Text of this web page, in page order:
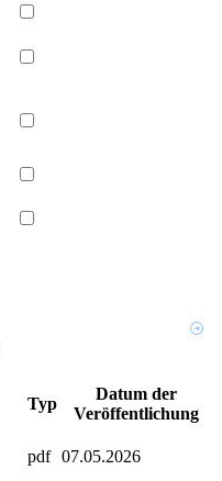
Typ
Datum der
Veröffentlichung
pdf 07.05.2026